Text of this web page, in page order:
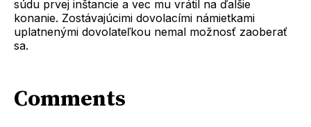
súdu prvej inštancie a vec mu vrátil na ďalšie
konanie. Zostávajúcimi dovolacími námietkami
uplatnenými dovolateľkou nemal možnosť zaoberať
sa.
Comments